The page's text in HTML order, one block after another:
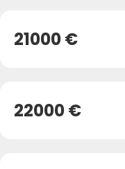
21000 €
22000 €